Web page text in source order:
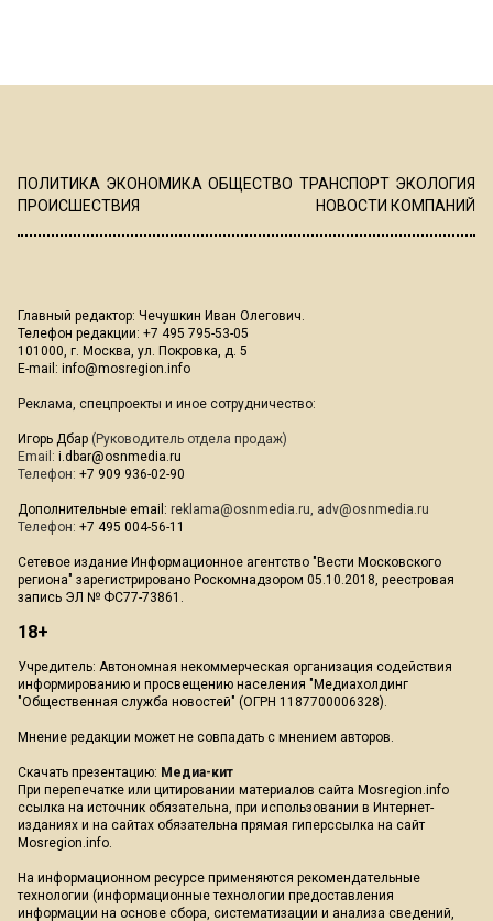
ПОЛИТИКА ЭКОНОМИКА ОБЩЕСТВО ТРАНСПОРТ ЭКОЛОГИЯ
ПРОИСШЕСТВИЯ
НОВОСТИ КОМПАНИЙ
Главный редактор: Чечушкин Иван Олегович.
Телефон редакции: +7 495 795-53-05
101000, г. Москва, ул. Покровка, д. 5
E-mail: info@mosregion.info
Реклама, спецпроекты и иное сотрудничество:
Игорь Дбар (Руководитель отдела продаж)
Email: i.dbar@osnmedia.ru
Телефон: +7 909 936-02-90
Дополнительные email: reklama@osnmedia.ru, adv@osnmedia.ru
Телефон: +7 495 004-56-11
Сетевое издание Информационное агентство "Вести Московского
региона" зарегистрировано Роскомнадзором 05.10.2018, реестровая
запись ЭЛ № ФС77-73861.
18+
Учредитель: Автономная некоммерческая организация содействия
информированию и просвещению населения "Медиахолдинг
"Общественная служба новостей" (ОГРН 1187700006328).
Мнение редакции может не совпадать с мнением авторов.
Скачать презентацию: Медиа-кит
При перепечатке или цитировании материалов сайта Mosregion.info
ссылка на источник обязательна, при использовании в Интернет-
изданиях и на сайтах обязательна прямая гиперссылка на сайт
Mosregion.info.
На информационном ресурсе применяются рекомендательные
технологии (информационные технологии предоставления
информации на основе сбора, систематизации и анализа сведений,